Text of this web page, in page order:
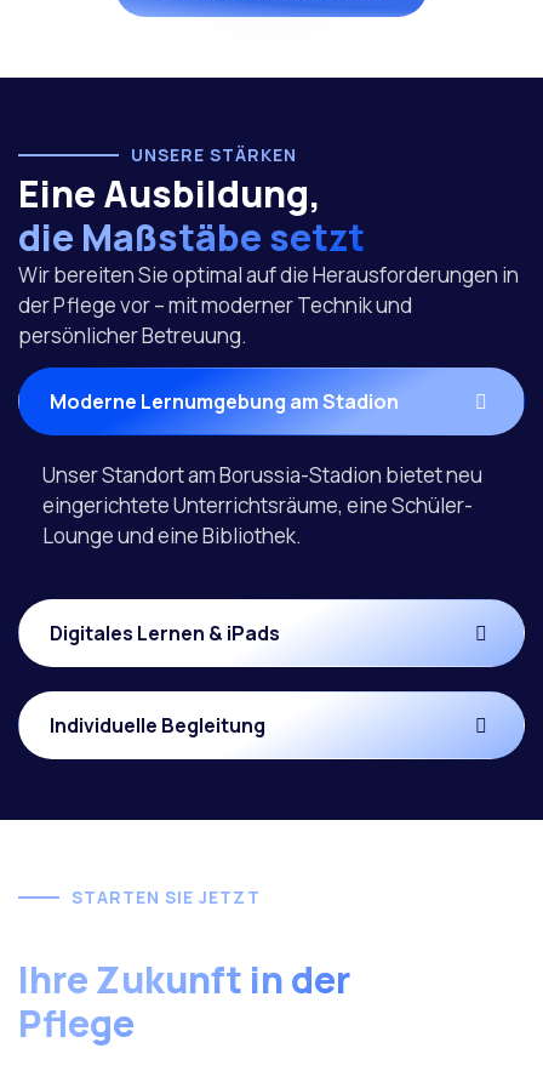
UNSERE STÄRKEN
Eine Ausbildung,
die Maßstäbe setzt
Wir bereiten Sie optimal auf die Herausforderungen in
der Pflege vor – mit moderner Technik und
persönlicher Betreuung.
Moderne Lernumgebung am Stadion
Unser Standort am Borussia-Stadion bietet neu
eingerichtete Unterrichtsräume, eine Schüler-
Lounge und eine Bibliothek.
Digitales Lernen & iPads
Individuelle Begleitung
STARTEN SIE JETZT
Ihre Zukunft in der
Pflege